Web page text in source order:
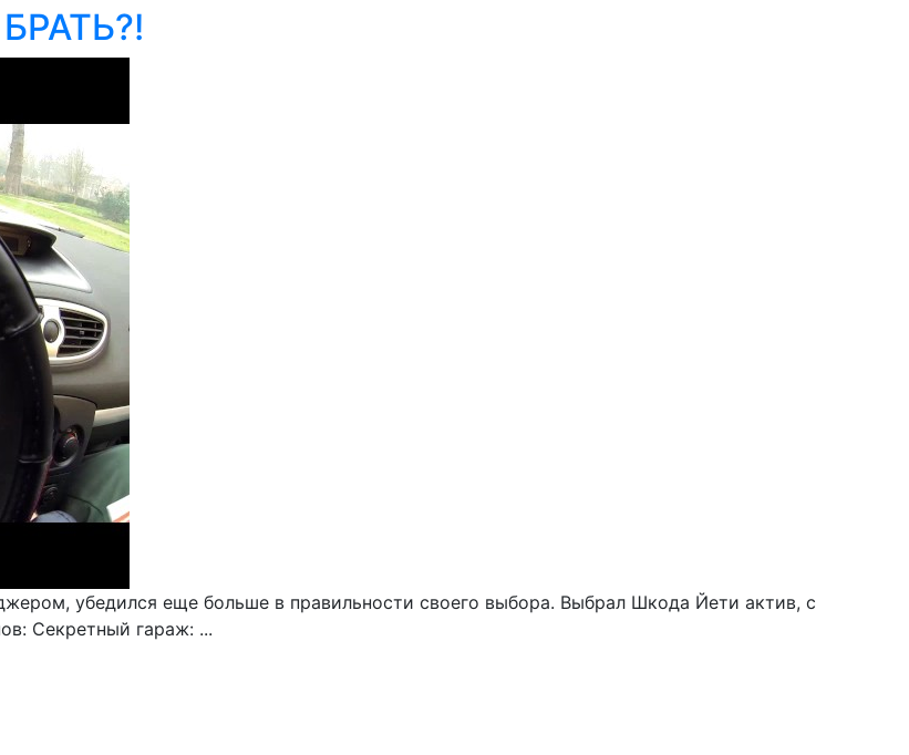
убедился еще больше в правильности своего выбора. Выбрал Шкода Йети актив, с
Секретный гараж: ...